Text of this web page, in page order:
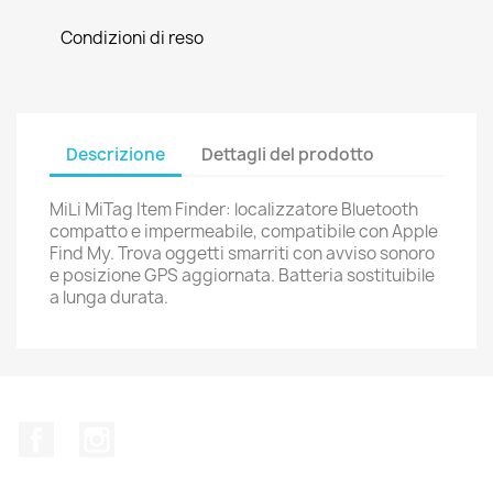
Condizioni di reso
Descrizione Dettagli del prodotto
MiLi MiTag Item Finder: localizzatore Bluetooth
compatto e impermeabile, compatibile con Apple
Find My. Trova oggetti smarriti con avviso sonoro
e posizione GPS aggiornata. Batteria sostituibile
a lunga durata.